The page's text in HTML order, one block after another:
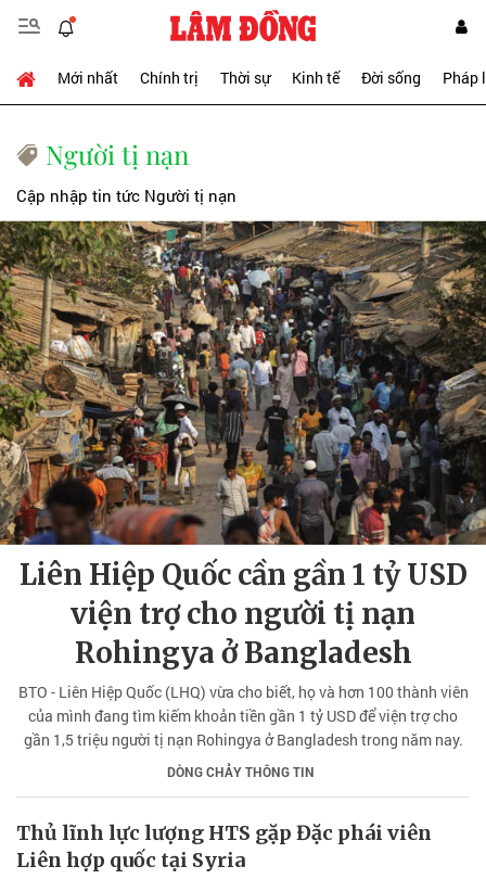
Mới nhất Chính trị Thời sự Kinh tế Đời sống Pháp
Người tị nạn
Cập nhập tin tức Người tị nạn
Liên Hiệp Quốc cần gần 1 tỷ USD
viện trợ cho người tị nạn
Rohingya ở Bangladesh
BTO - Liên Hiệp Quốc (LHQ) vừa cho biết, họ và hơn 100 thành viên
của mình đang tìm kiếm khoản tiền gần 1 tỷ USD để viện trợ cho
gần 1,5 triệu người tị nạn Rohingya ở Bangladesh trong năm nay.
DÒNG CHẢY THÔNG TIN
Thủ lĩnh lực lượng HTS gặp Đặc phái viên
Liên hợp quốc tại Syria